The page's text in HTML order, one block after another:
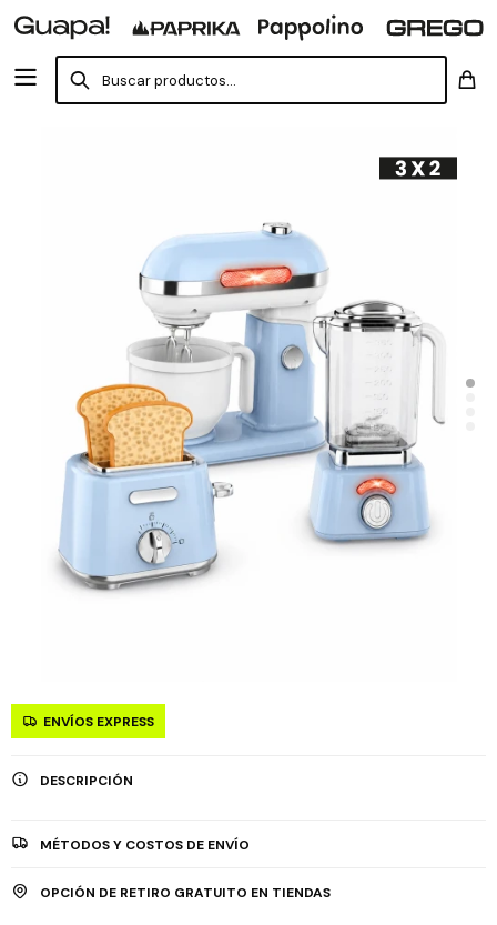
ENVÍOS EXPRESS
DESCRIPCIÓN
MÉTODOS Y COSTOS DE ENVÍO
OPCIÓN DE RETIRO GRATUITO EN TIENDAS